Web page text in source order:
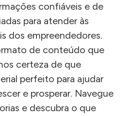
confiáveis e de
para atender às
dos empreendedores.
de conteúdo que
certeza de que
perfeito para ajudar
e prosperar. Navegue
e descubra o que